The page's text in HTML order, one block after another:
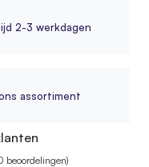
2-3 werkdagen
assortiment
beoordelingen)